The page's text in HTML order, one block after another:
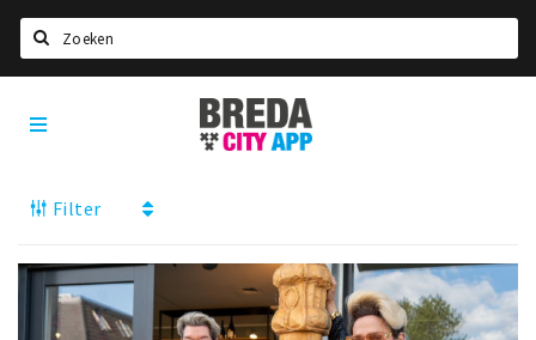
Home
Deals
Nieuws, interviews & blogs
Breda
City
App
Filter